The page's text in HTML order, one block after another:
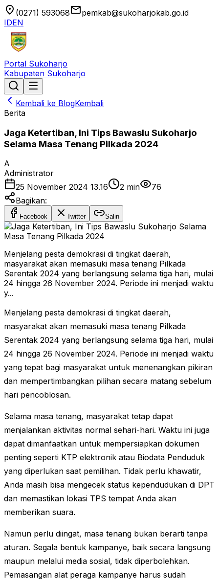
location_on (0271) 593068emailpemkab@sukoharjokab.go.id
IDEN
Portal Sukoharjo
Kabupaten Sukoharjo
Kembali ke BlogKembali
Berita
Jaga Ketertiban, Ini Tips Bawaslu Sukoharjo
Selama Masa Tenang Pilkada 2024
A
Administrator
25 November 2024 13.16
2 min
76
Bagikan:
Facebook Twitter Salin
Menjelang pesta demokrasi di tingkat daerah,
masyarakat akan memasuki masa tenang Pilkada
Serentak 2024 yang berlangsung selama tiga hari, mulai
24 hingga 26 November 2024. Periode ini menjadi waktu
y...
Menjelang pesta demokrasi di tingkat daerah,
masyarakat akan memasuki masa tenang Pilkada
Serentak 2024 yang berlangsung selama tiga hari, mulai
24 hingga 26 November 2024. Periode ini menjadi waktu
yang tepat bagi masyarakat untuk menenangkan pikiran
dan mempertimbangkan pilihan secara matang sebelum
hari pencoblosan.
Selama masa tenang, masyarakat tetap dapat
menjalankan aktivitas normal sehari-hari. Waktu ini juga
dapat dimanfaatkan untuk mempersiapkan dokumen
penting seperti KTP elektronik atau Biodata Penduduk
yang diperlukan saat pemilihan. Tidak perlu khawatir,
Anda masih bisa mengecek status kependudukan di DPT
dan memastikan lokasi TPS tempat Anda akan
memberikan suara.
Namun perlu diingat, masa tenang bukan berarti tanpa
aturan. Segala bentuk kampanye, baik secara langsung
maupun melalui media sosial, tidak diperbolehkan.
Pemasangan alat peraga kampanye harus sudah